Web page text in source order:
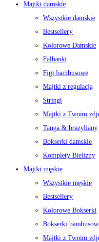
Majtki damskie
Wszystkie damskie
Bestsellery
Kolorowe Damskie
Falbanki
Figi bambusowe
Majtki z regulacją
Stringi
Majtki z Twoim
Tanga & brazyliany
Bokserki damskie
Komplety Bielizny
Majtki męskie
Wszystkie męskie
Bestsellery
Kolorowe Bokserki
Bokserki
Majtki z Twoim